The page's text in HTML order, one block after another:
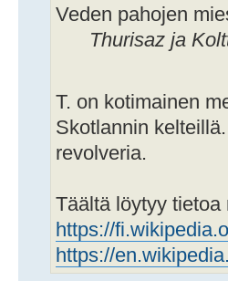
Veden pahojen
Thurisaz ja
T. on kotimainen
Skotlannin
revolveria.
Täältä löytyy
https://
https://